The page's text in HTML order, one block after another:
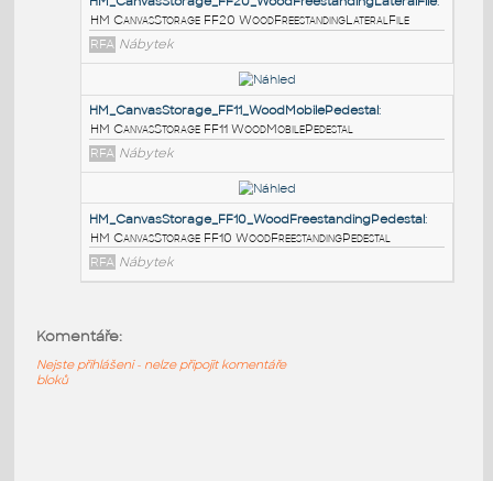
PODOBNÉ BLOKY:
HM CanvasStorage FF300 WoodFreestandingBookcase
RFA Nábytek
HM CanvasStorage FF20 WoodFreestandingLateralFile
RFA Nábytek
HM_CanvasStorage_FF11_WoodMobilePedestal
HM CanvasStorage FF11 WoodMobilePedestal
Komentáře:
Nejste přihlášeni - nelze připojit komentáře
bloků